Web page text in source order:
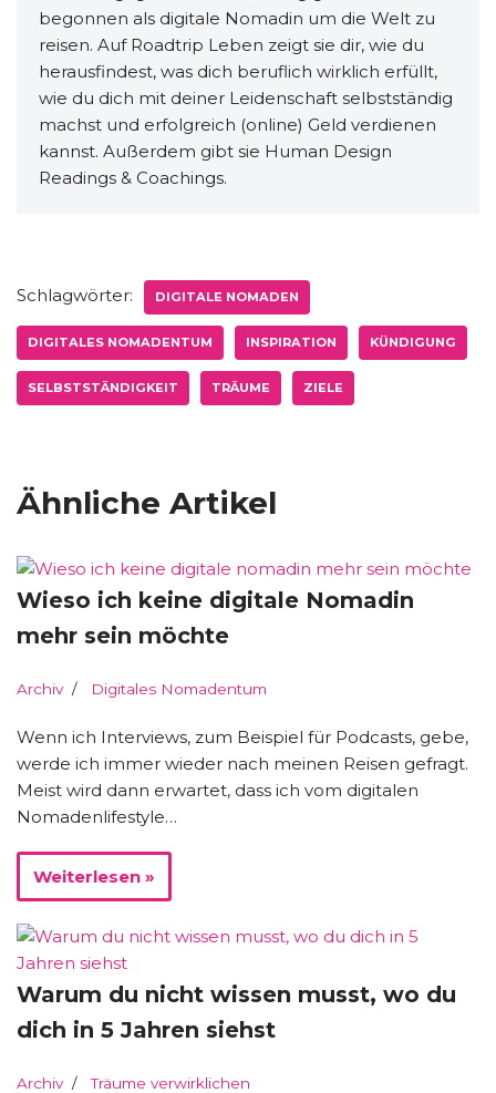
begonnen als digitale Nomadin um die Welt zu
reisen. Auf Roadtrip Leben zeigt sie dir, wie du
herausfindest, was dich beruflich wirklich erfüllt,
wie du dich mit deiner Leidenschaft selbstständig
machst und erfolgreich (online) Geld verdienen
kannst. Außerdem gibt sie Human Design
Readings & Coachings.
Schlagwörter: DIGITALE NOMADEN
DIGITALES NOMADENTUM INSPIRATION KÜNDIGUNG
SELBSTSTÄNDIGKEIT TRÄUME ZIELE
Ähnliche Artikel
Wieso ich keine digitale Nomadin
mehr sein möchte
Archiv Digitales Nomadentum
Wenn ich Interviews, zum Beispiel für Podcasts, gebe,
werde ich immer wieder nach meinen Reisen gefragt.
Meist wird dann erwartet, dass ich vom digitalen
Nomadenlifestyle…
Weiterlesen »
Warum du nicht wissen musst, wo du
dich in 5 Jahren siehst
Archiv Träume verwirklichen